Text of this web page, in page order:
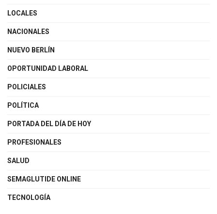
LOCALES
NACIONALES
NUEVO BERLÍN
OPORTUNIDAD LABORAL
POLICIALES
POLÍTICA
PORTADA DEL DÍA DE HOY
PROFESIONALES
SALUD
SEMAGLUTIDE ONLINE
TECNOLOGÍA